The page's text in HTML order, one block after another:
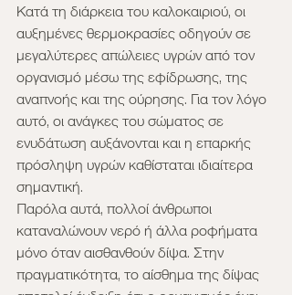
Κατά τη διάρκεια του καλοκαιριού, οι
αυξημένες θερμοκρασίες οδηγούν σε
μεγαλύτερες απώλειες υγρών από τον
οργανισμό μέσω της εφίδρωσης, της
αναπνοής και της ούρησης. Για τον λόγο
αυτό, οι ανάγκες του σώματος σε
ενυδάτωση αυξάνονται και η επαρκής
πρόσληψη υγρών καθίσταται ιδιαίτερα
σημαντική.
Παρόλα αυτά, πολλοί άνθρωποι
καταναλώνουν νερό ή άλλα ροφήματα
μόνο όταν αισθανθούν δίψα. Στην
πραγματικότητα, το αίσθημα της δίψας